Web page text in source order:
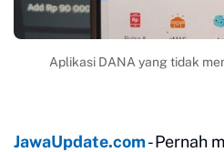
Aplikasi DANA yang tidak
JawaUpdate.com- Pernah